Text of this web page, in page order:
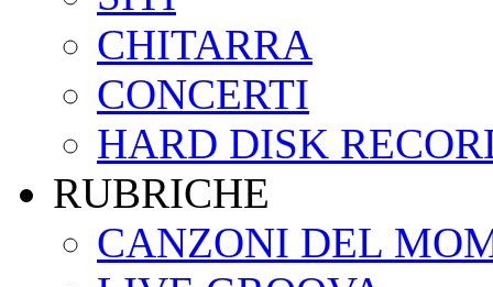
CHITARRA
CONCERTI
HARD DISK
RUBRICHE
CANZONI DEL